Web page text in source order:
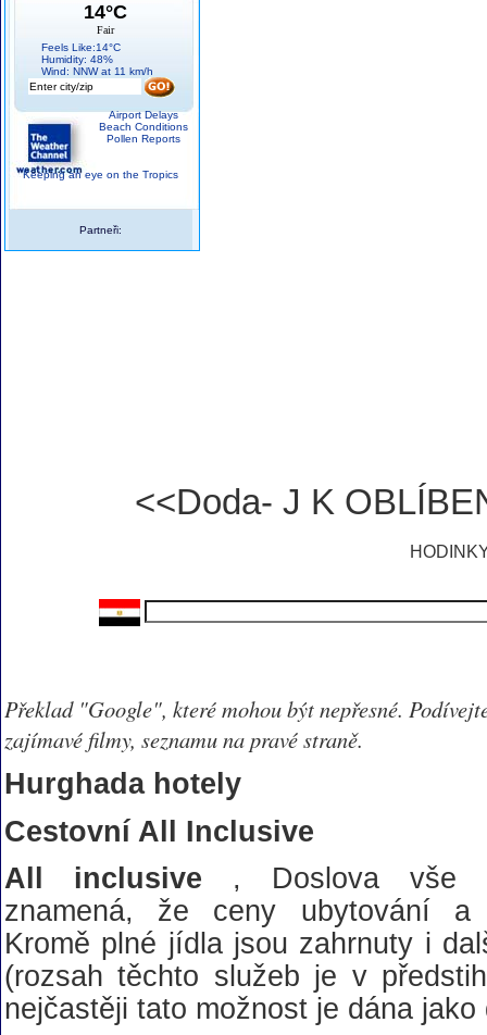
14°C
Fair
Feels Like:14°C
Humidity: 48%
Wind: NNW at 11 km/h
Airport Delays
Beach Conditions
Pollen Reports
Keeping an eye on the Tropics
Partneři:
<<Doda- J K
Překlad "Google", které mohou být nepřesné.
zajímavé filmy, seznamu na pravé straně.
Hurghada hotely
Cestovní All Inclusive
All inclusive , Doslova vše
znamená, že ceny ubytování a
Kromě plné jídla jsou zahrnuty i
(rozsah těchto služeb je v
nejčastěji tato možnost je dána jako